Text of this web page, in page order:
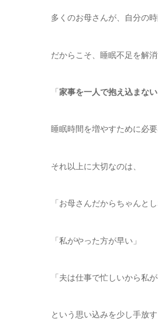
多くのお母さんが、自分の
だからこそ、睡眠不足を解
「 家事を一人で抱え込まな
睡眠時間を増やすために必
それ以上に大切なのは、
「お母さんだからちゃんとし
「私がやった方が早い」
「夫は仕事で忙しいから私
という思い込みを少し手放す